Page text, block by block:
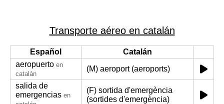
Transporte aéreo en catalán
Español
Catalán
aeropuerto en
catalán
(M) aeroport (aeroports)
salida de
emergencias en
(F) sortida d'emergència
(sortides d'emergència)